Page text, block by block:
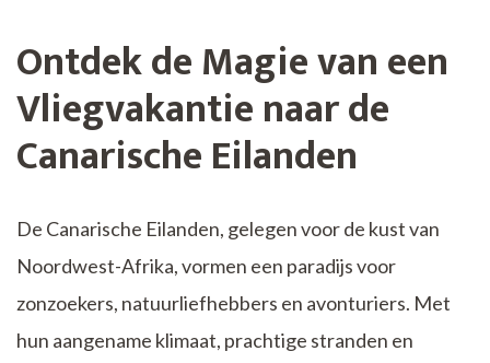
Ontdek de Magie van een
Vliegvakantie naar de
Canarische Eilanden
De Canarische Eilanden, gelegen voor de kust van
Noordwest-Afrika, vormen een paradijs voor
zonzoekers, natuurliefhebbers en avonturiers. Met
hun aangename klimaat, prachtige stranden en